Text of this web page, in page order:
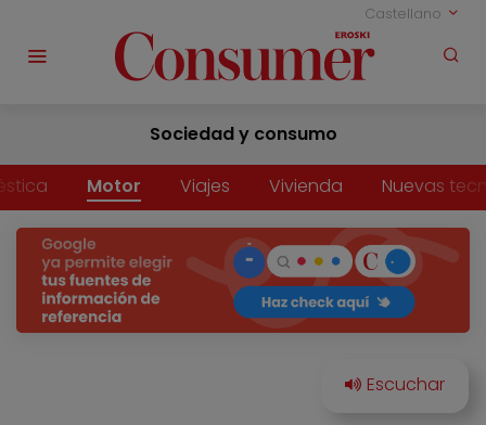
Castellano
Sociedad y consumo
Motor Viajes Vivienda Nuevas